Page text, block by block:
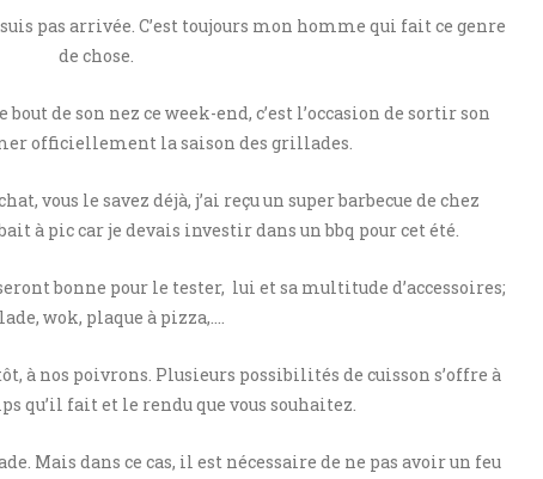
suis pas arrivée. C’est toujours mon homme qui fait ce genre
de chose.
de son nez ce week-end, c’est l’occasion de sortir son
officiellement la saison des grillades.
vous le savez déjà, j’ai reçu un super barbecue de chez
à pic car je devais investir dans un bbq pour cet été.
bonne pour le tester, lui et sa multitude d’accessoires;
wok, plaque à pizza,….
à nos poivrons. Plusieurs possibilités de cuisson s’offre à
qu’il fait et le rendu que vous souhaitez.
Mais dans ce cas, il est nécessaire de ne pas avoir un feu